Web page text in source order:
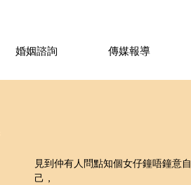
婚姻諮詢 傳媒報導
見到仲有人問點知個女仔鐘唔鐘意自
己，